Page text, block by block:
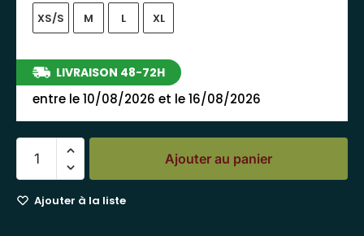
XS/S M L XL
LIVRAISON 48-72H
entre le 10/08/2026 et le 16/08/2026
Ajouter au panier
Ajouter à la liste